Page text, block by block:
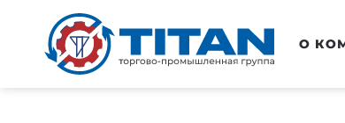
Перейти к основному содержанию О